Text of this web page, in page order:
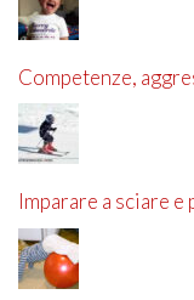
Competenze,
Imparare a sciare